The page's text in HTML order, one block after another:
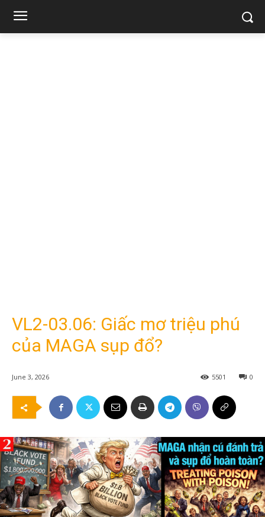
VL2-03.06: Giấc mơ triệu phú
của MAGA sụp đổ?
June 3, 2026 0
5501